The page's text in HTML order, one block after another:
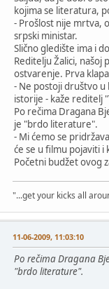
kojima se literatura,
- Prošlost nije mrtva,
srpski ministar.
Slično gledište ima i
Reditelju Žalici,
ostvarenje. Prva
- Ne postoji društvo u
istorije - kaže reditelj
Po rečima Dragana
je "brdo literature".
- Mi ćemo se
će se u filmu pojaviti i
Početni budžet ovog
"...get your kicks all
11-06-2009, 11:03:10
Po rečima Dragana
"brdo literature".